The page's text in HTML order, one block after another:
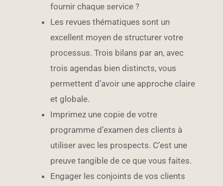
fournir chaque service ?
Les revues thématiques sont un
excellent moyen de structurer votre
processus. Trois bilans par an, avec
trois agendas bien distincts, vous
permettent d’avoir une approche claire
et globale.
Imprimez une copie de votre
programme d’examen des clients à
utiliser avec les prospects. C’est une
preuve tangible de ce que vous faites.
Engager les conjoints de vos clients